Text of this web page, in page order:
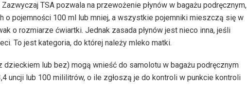
TSA pozwala na przewożenie płynów w bagażu podręcznym,
o pojemności 100 ml lub mniej, a wszystkie pojemniki mieszczą się w
o rozmiarze ćwiartki. Jednak zasada płynów jest nieco inna, jeśli
To jest kategoria, do której należy mleko matki.
dzieckiem lub bez) mogą wnieść do samolotu w bagażu podręcznym
uncji lub 100 mililitrów, o ile zgłoszą je do kontroli w punkcie kontroli